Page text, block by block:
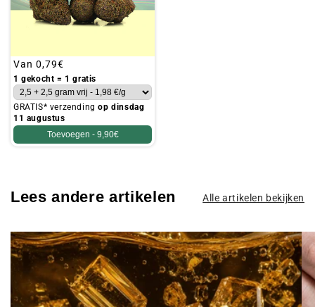
Gebruikelijke
prijs
Van 0,79€
1 gekocht = 1 gratis
GRATIS* verzendingop dinsdag
11 augustus
Toevoegen - 9,90€
Lees andere artikelen Alle artikelen bekijken